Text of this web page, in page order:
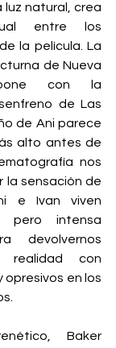
luz natural, crea
entre los
la película. La
de Nueva
con la
de Las
de Ani parece
alto antes de
nos
la sensación de
e Ivan viven
pero intensa
devolvernos
realidad con
opresivos en los
Baker